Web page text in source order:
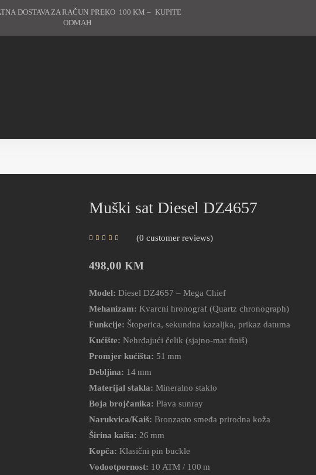
DOSTAVA ZA RAČUN PREKO 100 KM – KUPITE
ODMAH
Muški sat Diesel DZ4657
0 customer reviews
498,00 KM
Model: Diesel DZ4657 – Mega Chief
Mehanizam: Kvarcni hronograf (Quartz chronograph)
Funkcije: Štoperica, sekundna kazaljka, prikaz datuma
Kućište: Nehrđajući čelik (sjajno-mat finiš)
Promjer kućišta: 51 mm
Debljina: 14 mm
Materijal stakla: Mineralno staklo
Boja brojčanika: Plava sunray
Narukvica/Kaiš: Bronzasto smeđa prirodna koža
Širina kaiša: 26 mm
Kopča: Klasični pin buckle
Vodootpornost: 10 ATM / 100 m